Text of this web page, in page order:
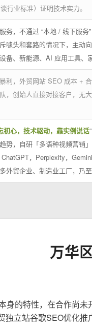
行业标准）证明技术实力。
务，不通过 “本地 / 线下服
噱头和套路的情况下，主动
备、新能源、AI 应用工具、
利，外贸网站 SEO 成本 +
，创始人直接对接客户，无
初心，技术驱动，靠实例说话
势，自研「多语种视频营销
，Perplexity，
外贸企业、制造业工厂，乃
万华
身的特性，在合作尚
独立站谷歌SEO优化